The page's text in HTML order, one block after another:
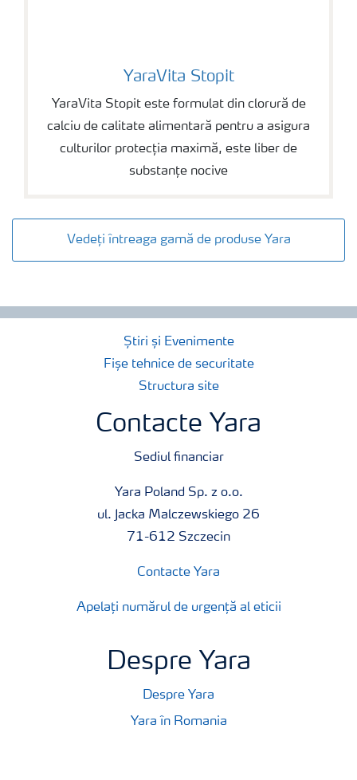
YaraVita Stopit
YaraVita Stopit este formulat din clorură de
calciu de calitate alimentară pentru a asigura
culturilor protecția maximă, este liber de
substanțe nocive
Vedeți întreaga gamă de produse Yara
Știri și Evenimente
Fișe tehnice de securitate
Structura site
Contacte Yara
Sediul financiar
Yara Poland Sp. z o.o.
ul. Jacka Malczewskiego 26
71-612 Szczecin
Contacte Yara
Apelați numărul de urgență al eticii
Despre Yara
Despre Yara
Yara în Romania